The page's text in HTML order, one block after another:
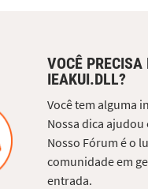
VOCÊ
IEAKUI.DLL?
Você tem alguma
Nossa dica
Nosso Fórum é o
comunidade em
entrada.